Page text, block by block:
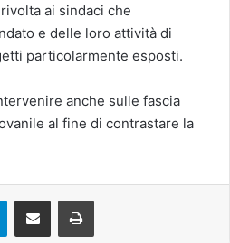
ai sindaci che
e delle loro attività di
particolarmente esposti.
anche sulle fascia
al fine di contrastare la
Telegram